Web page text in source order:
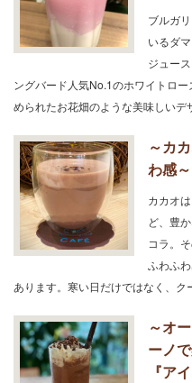
ブルガ
いるダ
ジュー
ングバード人気No.1のホワイトロ
められたお花畑のような美味しい
～カ
わ感
カカオ
ど、豊
コラ。
ふわふ
あります。寒い日だけではなく、
～オ
ーノ
『ア